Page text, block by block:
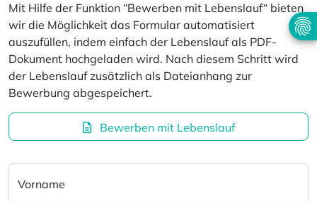
Mit Hilfe der Funktion “Bewerben mit Lebenslauf“ bieten
wir die Möglichkeit das Formular automatisiert
auszufüllen, indem einfach der Lebenslauf als PDF-
Dokument hochgeladen wird. Nach diesem Schritt wird
der Lebenslauf zusätzlich als Dateianhang zur
Bewerbung abgespeichert.
Bewerben mit Lebenslauf
Vorname